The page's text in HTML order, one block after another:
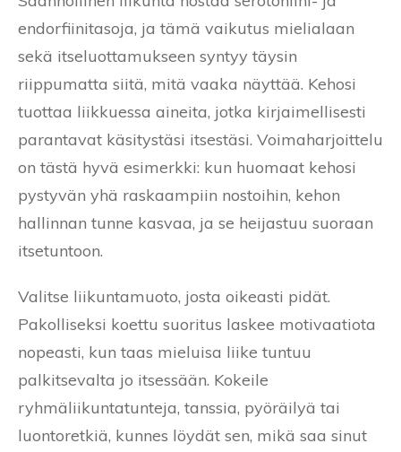
endorfiinitasoja, ja tämä vaikutus mielialaan
sekä itseluottamukseen syntyy täysin
riippumatta siitä, mitä vaaka näyttää. Kehosi
tuottaa liikkuessa aineita, jotka kirjaimellisesti
parantavat käsitystäsi itsestäsi. Voimaharjoittelu
on tästä hyvä esimerkki: kun huomaat kehosi
pystyvän yhä raskaampiin nostoihin, kehon
hallinnan tunne kasvaa, ja se heijastuu suoraan
itsetuntoon.
Valitse liikuntamuoto, josta oikeasti pidät.
Pakolliseksi koettu suoritus laskee motivaatiota
nopeasti, kun taas mieluisa liike tuntuu
palkitsevalta jo itsessään. Kokeile
ryhmäliikuntatunteja, tanssia, pyöräilyä tai
luontoretkiä, kunnes löydät sen, mikä saa sinut